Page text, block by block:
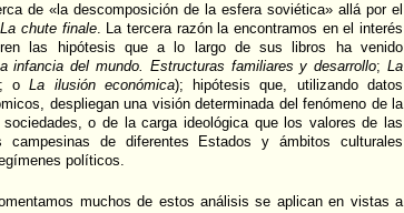
de «la descomposición de la esfera soviética» allá por el
La chute finale. La tercera razón la encontramos en el interés
las hipótesis que a lo largo de sus libros ha venido
infancia del mundo. Estructuras familiares y desarrollo;La
oLa ilusión económica); hipótesis que, utilizando datos
despliegan una visión determinada del fenómeno de la
o de la carga ideológica que los valores de las
campesinas de diferentes Estados y ámbitos culturales
políticos.
muchos de estos análisis se aplican en vistas a